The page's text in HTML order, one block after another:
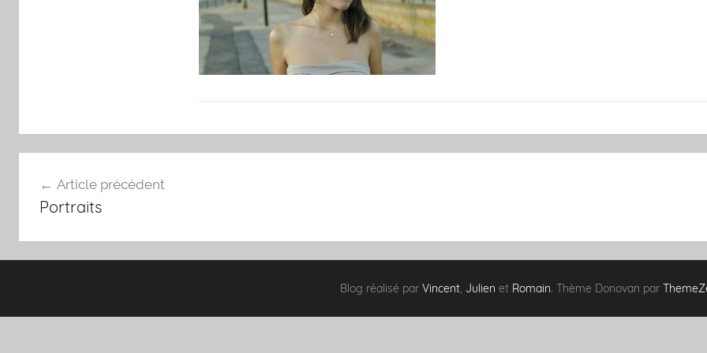
de
Article précédent
Portraits
Blog réalisé par Vincent, Julien et Romain. Thème Donovan par